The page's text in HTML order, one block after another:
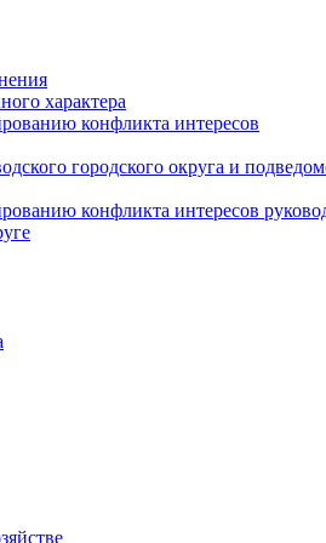
характера
конфликта интересов
городского округа и
конфликта интересов